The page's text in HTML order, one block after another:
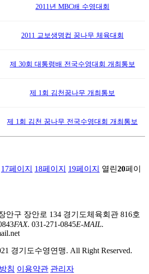
2011년 MBC배 수영대회
2011 교보생명컵 꿈나무 체육대회
제 30회 대통령배 전국수영대회 개최통보
제 1회 김천꿈나무 개최통보
제 1회 김천 꿈나무 전국수영대회 개최통보
17페이지 18페이지 19페이지 열린20페이
안구 장안로 134 경기도체육회관 816호
FAX. 031-271-0845E-MAIL.
경기도수영연맹. All Right Reserved.
침 이용약관 관리자